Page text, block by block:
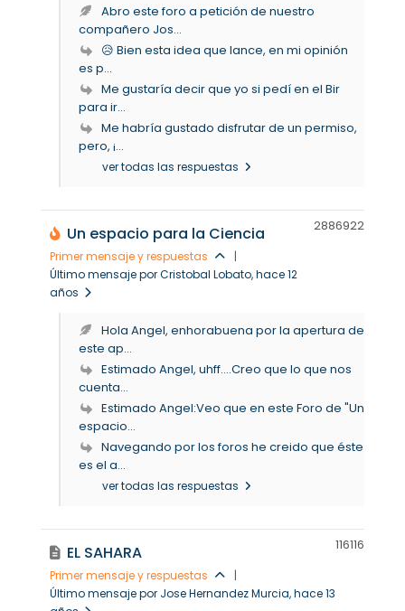
Abro este foro a petición de nuestro
compañero Jos...
😥 Bien esta idea que lance, en mi opinión
es p...
Me gustaría decir que yo si pedí en el Bir
para ir...
Me habría gustado disfrutar de un permiso,
pero, ¡...
ver todas las respuestas
Un espacio para la Ciencia
Primer mensaje y respuestas
|
Último mensaje por Cristobal Lobato, hace 12
años
2886922
Hola Angel, enhorabuena por la apertura de
este ap...
Estimado Angel, uhff....Creo que lo que nos
cuenta...
Estimado Angel:Veo que en este Foro de "Un
espacio...
Navegando por los foros he creido que éste
es el a...
ver todas las respuestas
EL SAHARA
Primer mensaje y respuestas
|
Último mensaje por Jose Hernandez Murcia, hace 13
116116